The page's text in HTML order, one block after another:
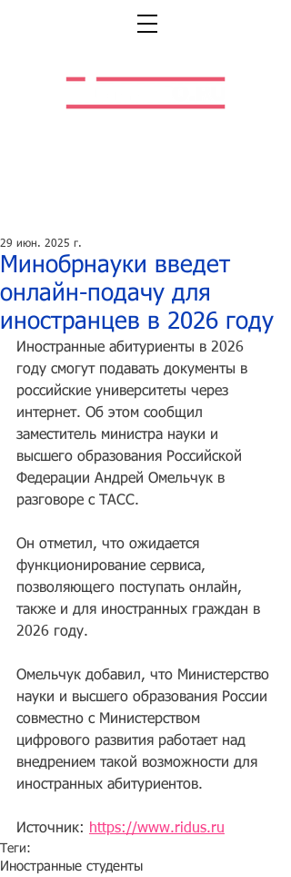
Минобрнауки введет
онлайн-подачу для
иностранцев в 2026 году
29 июн. 2025 г.
Иностранные абитуриенты в 2026
году смогут подавать документы в
российские университеты через
интернет. Об этом сообщил
заместитель министра науки и
высшего образования Российской
Федерации Андрей Омельчук в
разговоре с ТАСС.
Он отметил, что ожидается
функционирование сервиса,
позволяющего поступать онлайн,
также и для иностранных граждан в
2026 году.
Омельчук добавил, что Министерство
науки и высшего образования России
совместно с Министерством
цифрового развития работает над
внедрением такой возможности для
иностранных абитуриентов.
Источник: https://www.ridus.ru
Теги:
Иностранные студенты